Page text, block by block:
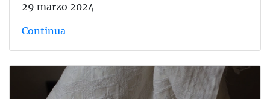
29 marzo 2024
Continua